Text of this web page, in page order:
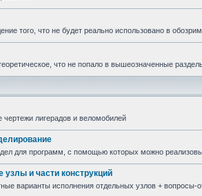
того, что не будет реально использовано в
что не попало в вышеозначенные
чертежи лигерадов и веломобилей
для программ, с помощью которых можно
и части конструкций
варианты исполнения отдельных узлов + вопросы-